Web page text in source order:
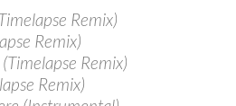
Remix)
Remix)
Remix)
Remix)